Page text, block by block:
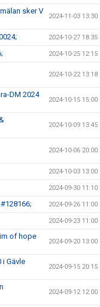
sker V
2024-11-03 13:30
2024-10-27 18:35
2024-10-25 12:15
2024-10-22 13:18
DM 2024
2024-10-15 15:00
2024-10-09 13:45
2024-10-06 20:00
2024-10-03 13:00
2024-09-30 11:10
2024-09-26 11:00
2024-09-23 11:00
of hope
2024-09-20 13:00
i Gävle
2024-09-15 20:15
2024-09-12 12:00